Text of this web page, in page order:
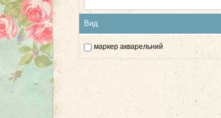
Вид
маркер акварельний